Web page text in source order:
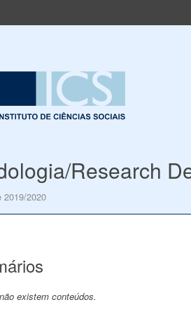
Research
2019/2020
existem conteúdos.